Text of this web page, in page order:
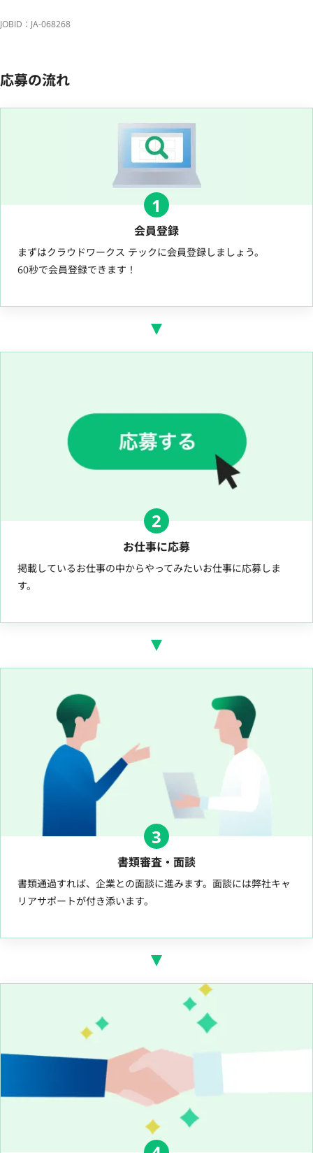
JOBID：JA-068268
応募の流れ
1
会員登録
まずはクラウドワークス テックに会員登録しましょう。
60秒で会員登録できます！
2
お仕事に応募
掲載しているお仕事の中からやってみたいお仕事に応募しま
す。
3
書類審査・面談
書類通過すれば、企業との面談に進みます。面談には弊社キャ
リアサポートが付き添います。